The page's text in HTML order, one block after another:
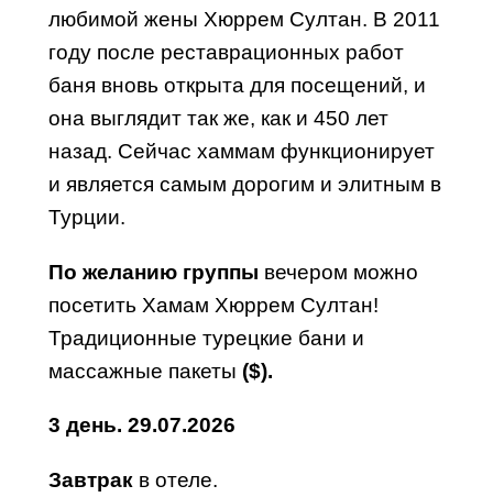
любимой жены Хюррем Султан. В 2011
году после реставрационных работ
баня вновь открыта для посещений, и
она выглядит так же, как и 450 лет
назад. Сейчас хаммам функционирует
и является самым дорогим и элитным в
Турции.
По желанию группы вечером можно
посетить Хамам Хюррем Султан!
Традиционные турецкие бани и
массажные пакеты ($).
3 день. 29.07.2026
Завтрак в отеле.